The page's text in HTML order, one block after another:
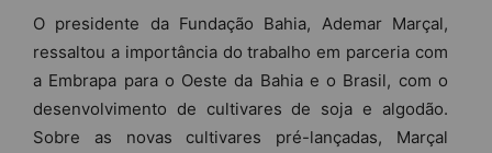
O presidente da Fundação Bahia, Ademar Marçal,
ressaltou a importância do trabalho em parceria com
a Embrapa para o Oeste da Bahia e o Brasil, com o
desenvolvimento de cultivares de soja e algodão.
Sobre as novas cultivares pré-lançadas, Marçal